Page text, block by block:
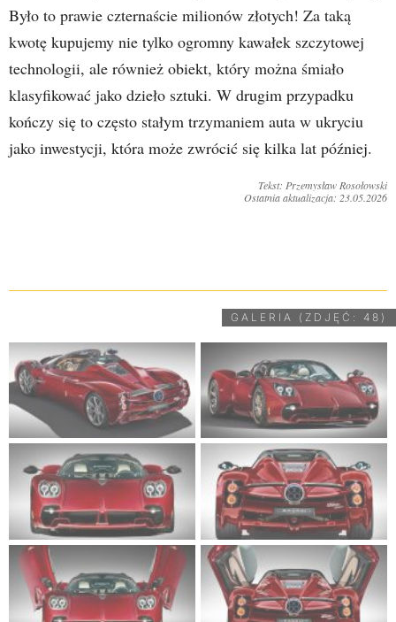
Było to prawie czternaście milionów złotych! Za taką
kwotę kupujemy nie tylko ogromny kawałek szczytowej
technologii, ale również obiekt, który można śmiało
klasyfikować jako dzieło sztuki. W drugim przypadku
kończy się to często stałym trzymaniem auta w ukryciu
jako inwestycji, która może zwrócić się kilka lat później.
Tekst: Przemysław Rosołowski
Ostatnia aktualizacja: 23.05.2026
GALERIA (ZDJĘĆ: 48)